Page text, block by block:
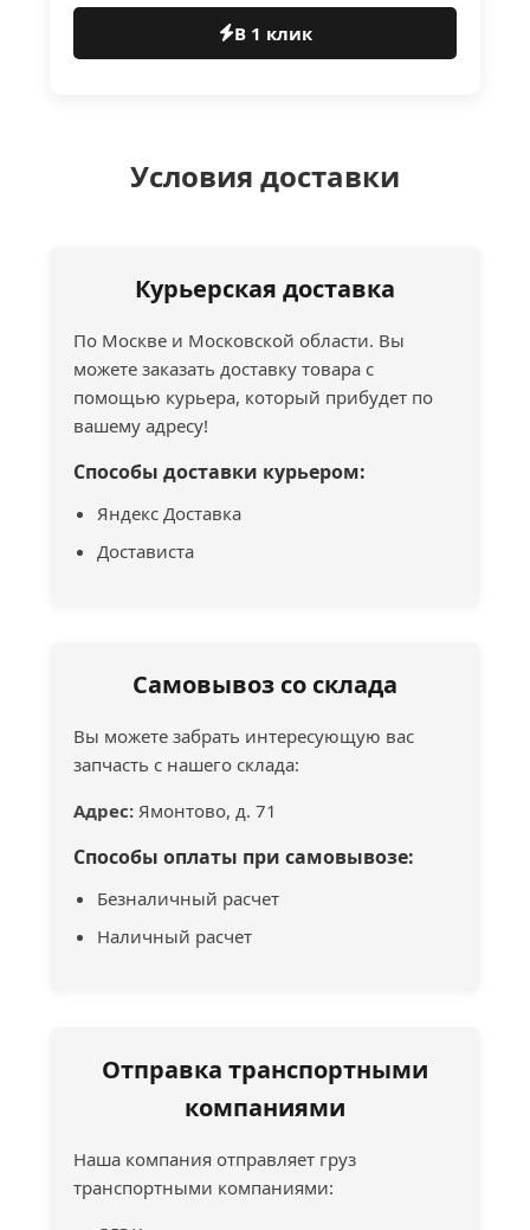
В 1 клик
Условия доставки
Курьерская доставка
По Москве и Московской области. Вы
можете заказать доставку товара с
помощью курьера, который прибудет по
вашему адресу!
Способы доставки курьером:
Яндекс Доставка
Достависта
Самовывоз со склада
Вы можете забрать интересующую вас
запчасть с нашего склада:
Адрес: Ямонтово, д. 71
Способы оплаты при самовывозе:
Безналичный расчет
Наличный расчет
Отправка транспортными
компаниями
Наша компания отправляет груз
транспортными компаниями: